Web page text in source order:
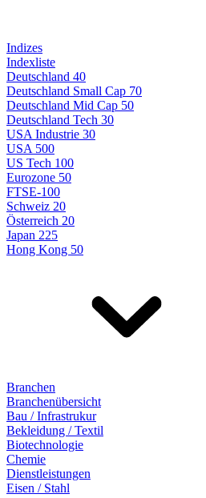
Indizes
Indexliste
Deutschland 40
Deutschland Small Cap 70
Deutschland Mid Cap 50
Deutschland Tech 30
USA Industrie 30
USA 500
US Tech 100
Eurozone 50
FTSE-100
Schweiz 20
Österreich 20
Japan 225
Hong Kong 50
Branchen
Branchenübersicht
Bau / Infrastrukur
Bekleidung / Textil
Biotechnologie
Chemie
Dienstleistungen
Eisen / Stahl